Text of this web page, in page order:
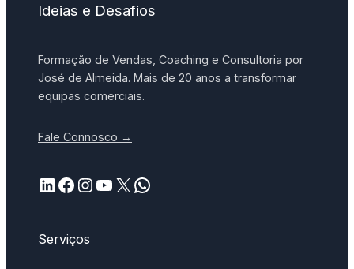
Ideias e Desafios
Formação de Vendas, Coaching e Consultoria por
José de Almeida. Mais de 20 anos a transformar
equipas comerciais.
Fale Connosco →
LinkedIn Facebook InstagramYouTube X WhatsApp
Serviços